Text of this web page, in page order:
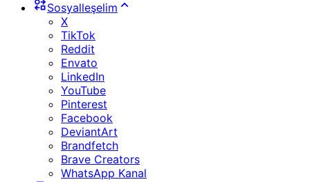
Sosyalleşelim
X
TikTok
Reddit
Envato
LinkedIn
YouTube
Pinterest
Facebook
DeviantArt
Brandfetch
Brave Creators
WhatsApp Kanal